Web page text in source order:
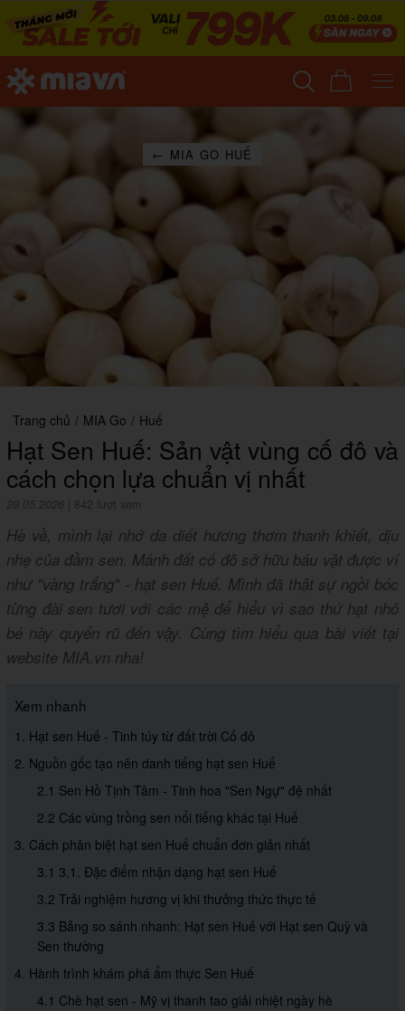
← MIA GO HUẾ
Trang chủ / MIA Go / Huế
Hạt Sen Huế: Sản vật vùng cố đô và
cách chọn lựa chuẩn vị nhất
29.05.2026 842 lượt xem
Hè về, mình lại nhớ da diết hương thơm thanh khiết, dịu
nhẹ của đầm sen. Mảnh đất cố đô sở hữu báu vật được ví
như "vàng trắng" - hạt sen Huế. Mình đã thật sự ngồi bóc
từng đài sen tươi với các mệ để hiểu vì sao thứ hạt nhỏ
bé này quyến rũ đến vậy. Cùng tìm hiểu qua bài viết tại
website MIA.vn nha!
Xem nhanh
1. Hạt sen Huế - Tinh túy từ đất trời Cố đô
2. Nguồn gốc tạo nên danh tiếng hạt sen Huế
2.1 Sen Hồ Tịnh Tâm - Tinh hoa "Sen Ngự" đệ nhất
2.2 Các vùng trồng sen nổi tiếng khác tại Huế
3. Cách phân biệt hạt sen Huế chuẩn đơn giản nhất
3.1 3.1. Đặc điểm nhận dạng hạt sen Huế
3.2 Trải nghiệm hương vị khi thưởng thức thực tế
3.3 Bảng so sánh nhanh: Hạt sen Huế với Hạt sen Quỳ và
Sen thường
4. Hành trình khám phá ẩm thực Sen Huế
4.1 Chè hạt sen - Mỹ vị thanh tao giải nhiệt ngày hè